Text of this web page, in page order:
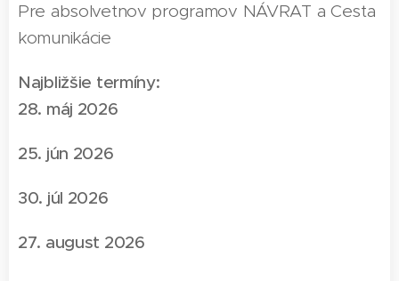
Pre absolvetnov programov NÁVRAT a Cesta
komunikácie
Najbližšie termíny:
28. máj 2026
25. jún 2026
30. júl 2026
27. august 2026